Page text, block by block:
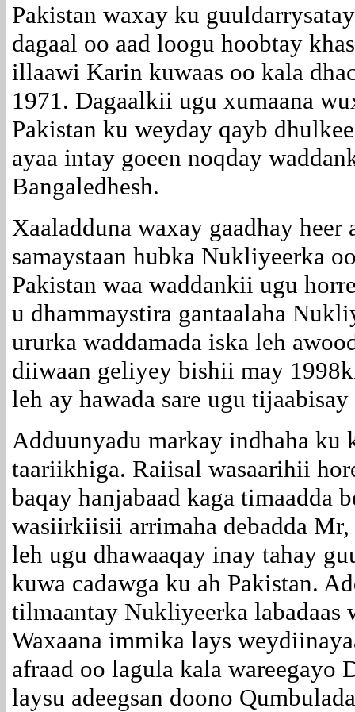
Pakistan waxay ku
dagaal oo aad loogu hoobtay
illaawi Karin kuwaas oo kala
1971. Dagaalkii ugu xumaana
Pakistan ku weyday qayb
ayaa intay goeen noqday
Bangaledhesh.
Xaaladduna waxay gaadhay heer
samaystaan hubka Nukliyeerka
Pakistan waa waddankii ugu
u dhammaystira gantaalaha
ururka waddamada iska leh
diiwaan geliyey bishii may
leh ay hawada sare ugu
Adduunyadu markay indhaha ku
taariikhiga. Raiisal wasaarihii
baqay hanjabaad kaga timaadda
wasiirkiisii arrimaha debadda
leh ugu dhawaaqay inay tahay
kuwa cadawga ku ah Pakistan.
tilmaantay Nukliyeerka
Waxaana immika lays
afraad oo lagula kala wareegayo
laysu adeegsan doono